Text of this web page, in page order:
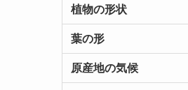
植物の形状
葉の形
原産地の気候